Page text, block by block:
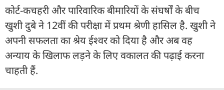
कोर्ट-कचहरी और पारिवारिक बीमारियों के संघर्षों के बीच
खुशी दुबे ने 12वीं की परीक्षा में प्रथम श्रेणी हासिल है. खुशी ने
अपनी सफलता का श्रेय ईश्वर को दिया है और अब वह
अन्याय के खिलाफ लड़ने के लिए वकालत की पढ़ाई करना
चाहती हैं.